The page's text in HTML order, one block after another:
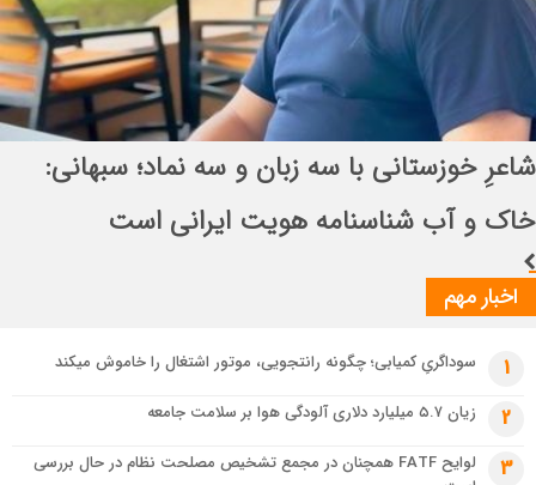
سرمایه‌گذاری، نقدینگی، فناوری و نیروی انسانی؛ چهار بحران همزمان صنعت
تسهیل تردد زائران؛ احتمال تداوم رایگان بودن مترو تهران تا پایان اربعین
3 هفته قبل
شاعرِ خوزستانی با سه زبان و سه نماد؛ سبهانی: خاک و آب شناسنامه هویت
ایرانی است
انتصاب راهبردی در قرارگاه بین‌المللی سازندگی
اباصالح المهدی (عج)
اخبار مهم
1 سوداگریِ کمیابی؛ چگونه رانتجویی، موتور اشتغال را خاموش میکند
2 زیان ۵.۷ میلیارد دلاری آلودگی هوا بر سلامت جامعه
3
لوایح FATF همچنان در مجمع تشخیص مصلحت نظام در حال بررسی